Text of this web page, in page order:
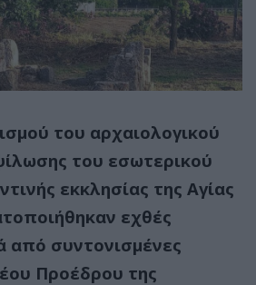
του αρχαιολογικού
του εσωτερικού
εκκλησίας της Αγίας
εχθές
από συντονισμένες
Προέδρου της